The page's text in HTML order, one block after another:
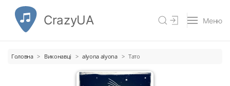
CrazyUA Меню
Головна Виконавці alyona alyona Тато